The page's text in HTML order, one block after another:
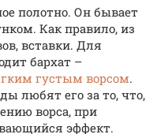
полотно. Он бывает
Как правило, из
вставки. Для
бархат –
густым ворсом.
любят его за то, что,
ворса, при
эффект.